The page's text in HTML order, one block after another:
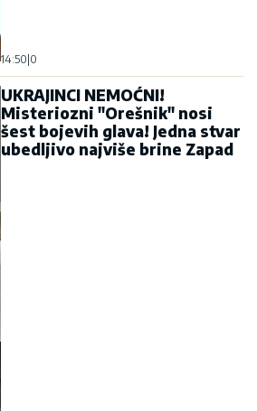
14:50 0
UKRAJINCI NEMOĆNI!
Misteriozni "Orešnik" nosi
šest bojevih glava! Jedna stvar
ubedljivo najviše brine Zapad